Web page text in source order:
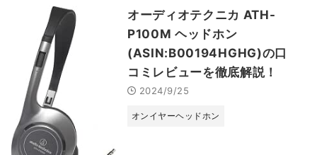
オーディオテクニカ ATH-
P100M ヘッドホン
(ASIN:B00194HGHG)の口
コミレビューを徹底解説！
2024/9/25
オンイヤーヘッドホン